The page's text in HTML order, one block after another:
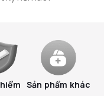
Sản phẩm khác